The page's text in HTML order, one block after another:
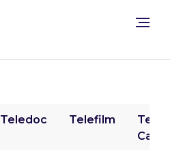
Teledoc Telefilm